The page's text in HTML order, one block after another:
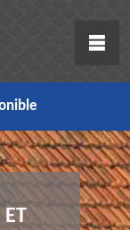
ET